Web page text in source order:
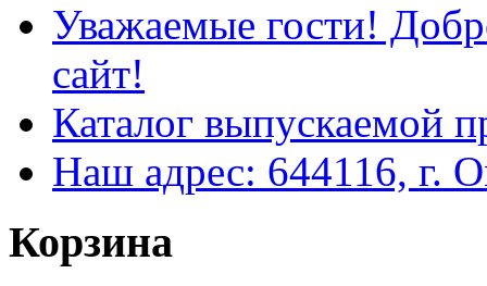
Уважаемые гости!
сайт!
Каталог выпускаемой
Наш адрес: 644116, г.
Корзина